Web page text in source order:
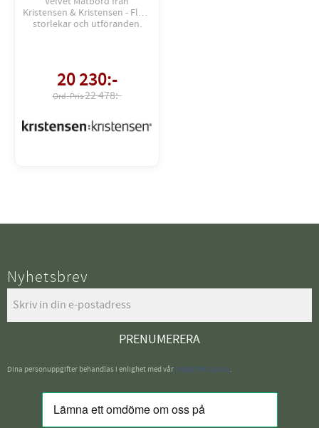
Kristensen & Kristensen - Flera
storlekar och utföranden.
20 230:-
22 478:-
Nyhetsbrev
PRENUMERERA
Dina personuppgifter behandlas i enlighet med vår integritetspolicy.